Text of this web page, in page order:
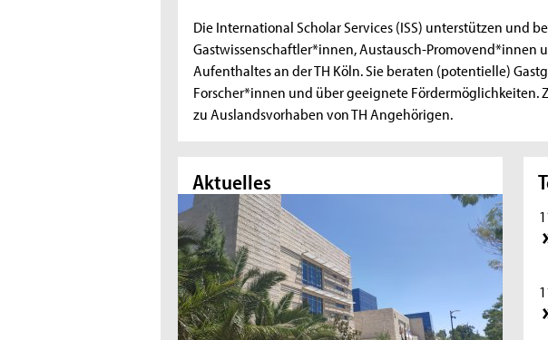
Die International Scholar Services (ISS) unterstützen und
Gastwissenschaftler*innen, Austausch-
Aufenthaltes an der TH Köln. Sie beraten (potentielle)
Forscher*innen und über geeignete Fördermöglichkeiten.
zu Auslandsvorhaben von TH Angehörigen.
Aktuelles